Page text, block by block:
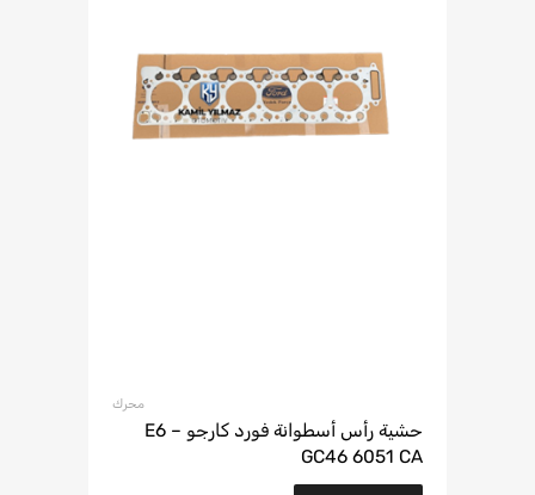
محرك
حشية رأس أسطوانة فورد كارجو E6 –
GC46 6051 CA